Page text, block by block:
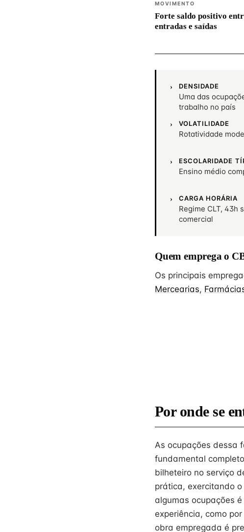
MOVIMENTO
Forte saldo positivo
entradas e saídas
DENSIDADE
Uma das
trabalho no país
VOLATILIDADE
Rotatividade
ESCOLARIDADE
Ensino médio
CARGA HORÁRIA
Regime CLT, 43h
comercial
Quem emprega o
Os principais
Mercearias,
Por onde se
As ocupações dessa
fundamental
bilheteiro no serviço
prática, exercitando
algumas ocupações
experiência, como
obra empregada é